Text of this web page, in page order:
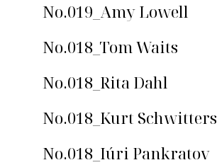
No.019_Amy Lowell
No.018_Tom Waits
No.018_Rita Dahl
No.018_Kurt Schwitters
No.018_Iúri Pankratov